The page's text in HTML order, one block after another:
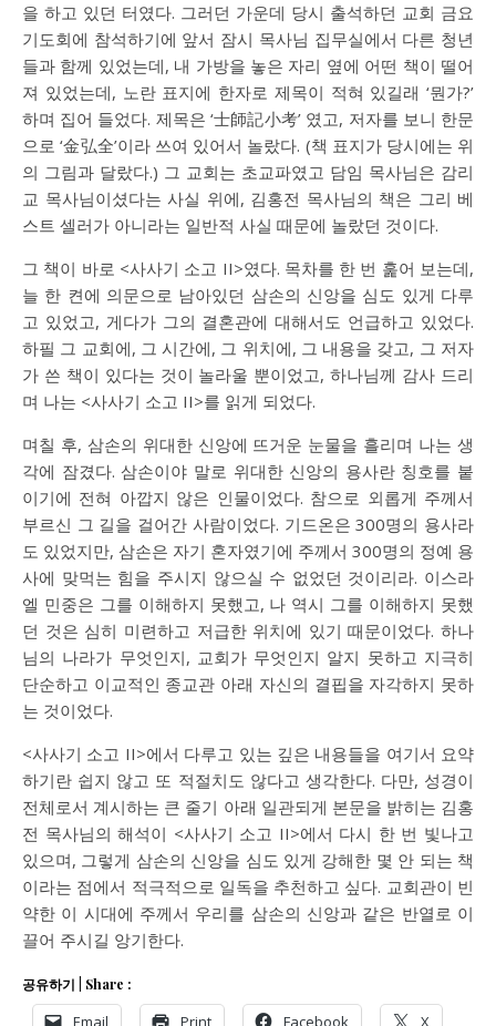
을 하고 있던 터였다. 그러던 가운데 당시 출석하던 교회 금요
기도회에 참석하기에 앞서 잠시 목사님 집무실에서 다른 청년
들과 함께 있었는데, 내 가방을 놓은 자리 옆에 어떤 책이 떨어
져 있었는데, 노란 표지에 한자로 제목이 적혀 있길래 ‘뭔가?’
하며 집어 들었다. 제목은 ‘士師記小考’ 였고, 저자를 보니 한문
으로 ‘金弘全’이라 쓰여 있어서 놀랐다. (책 표지가 당시에는 위
의 그림과 달랐다.) 그 교회는 초교파였고 담임 목사님은 감리
교 목사님이셨다는 사실 위에, 김홍전 목사님의 책은 그리 베
스트 셀러가 아니라는 일반적 사실 때문에 놀랐던 것이다.
그 책이 바로 <사사기 소고 II>였다. 목차를 한 번 훑어 보는데,
늘 한 켠에 의문으로 남아있던 삼손의 신앙을 심도 있게 다루
고 있었고, 게다가 그의 결혼관에 대해서도 언급하고 있었다.
하필 그 교회에, 그 시간에, 그 위치에, 그 내용을 갖고, 그 저자
가 쓴 책이 있다는 것이 놀라울 뿐이었고, 하나님께 감사 드리
며 나는 <사사기 소고 II>를 읽게 되었다.
며칠 후, 삼손의 위대한 신앙에 뜨거운 눈물을 흘리며 나는 생
각에 잠겼다. 삼손이야 말로 위대한 신앙의 용사란 칭호를 붙
이기에 전혀 아깝지 않은 인물이었다. 참으로 외롭게 주께서
부르신 그 길을 걸어간 사람이었다. 기드온은 300명의 용사라
도 있었지만, 삼손은 자기 혼자였기에 주께서 300명의 정예 용
사에 맞먹는 힘을 주시지 않으실 수 없었던 것이리라. 이스라
엘 민중은 그를 이해하지 못했고, 나 역시 그를 이해하지 못했
던 것은 심히 미련하고 저급한 위치에 있기 때문이었다. 하나
님의 나라가 무엇인지, 교회가 무엇인지 알지 못하고 지극히
단순하고 이교적인 종교관 아래 자신의 결핍을 자각하지 못하
는 것이었다.
<사사기 소고 II>에서 다루고 있는 깊은 내용들을 여기서 요약
하기란 쉽지 않고 또 적절치도 않다고 생각한다. 다만, 성경이
전체로서 계시하는 큰 줄기 아래 일관되게 본문을 밝히는 김홍
전 목사님의 해석이 <사사기 소고 II>에서 다시 한 번 빛나고
있으며, 그렇게 삼손의 신앙을 심도 있게 강해한 몇 안 되는 책
이라는 점에서 적극적으로 일독을 추천하고 싶다. 교회관이 빈
약한 이 시대에 주께서 우리를 삼손의 신앙과 같은 반열로 이
끌어 주시길 앙기한다.
공유하기 | Share :
Email Print Facebook X